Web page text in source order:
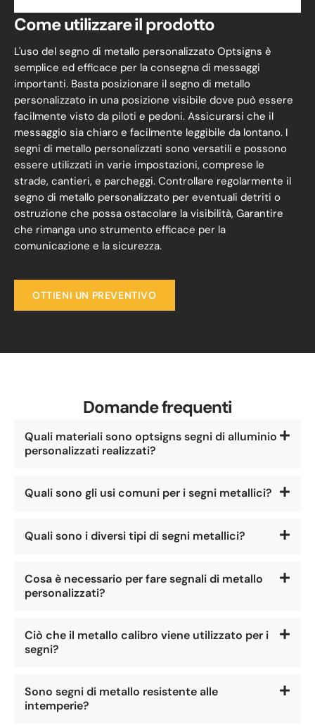
Come utilizzare il prodotto
L'uso del segno di metallo personalizzato Optsigns è
semplice ed efficace per la consegna di messaggi
importanti. Basta posizionare il segno di metallo
personalizzato in una posizione visibile dove può essere
facilmente visto da piloti e pedoni. Assicurarsi che il
messaggio sia chiaro e facilmente leggibile da lontano. I
segni di metallo personalizzati sono versatili e possono
essere utilizzati in varie impostazioni, comprese le
strade, cantieri, e parcheggi. Controllare regolarmente il
segno di metallo personalizzato per eventuali detriti o
ostruzione che possa ostacolare la visibilità, Garantire
che rimanga uno strumento efficace per la
comunicazione e la sicurezza.
OTTIENI UN PREVENTIVO
Domande frequenti
Quali materiali sono optsigns segni di alluminio
personalizzati realizzati?
Quali sono gli usi comuni per i segni metallici?
Quali sono i diversi tipi di segni metallici?
Cosa è necessario per fare segnali di metallo
personalizzati?
Ciò che il metallo calibro viene utilizzato per i
segni?
Sono segni di metallo resistente alle
intemperie?